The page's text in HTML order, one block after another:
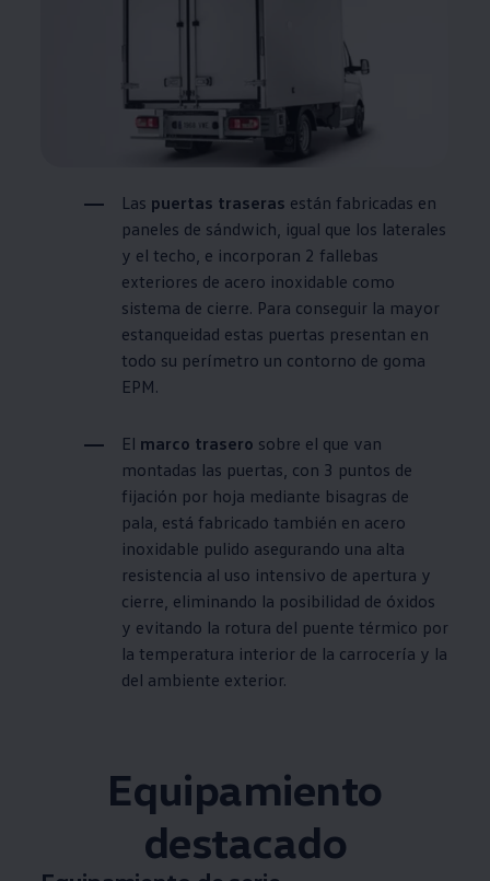
Las puertas traseras están fabricadas en
paneles de sándwich, igual que los laterales
y el techo, e incorporan 2 fallebas
exteriores de acero inoxidable como
sistema de cierre. Para conseguir la mayor
estanqueidad estas puertas presentan en
todo su perímetro un contorno de goma
EPM.
El marco trasero sobre el que van
montadas las puertas, con 3 puntos de
fijación por hoja mediante bisagras de
pala, está fabricado también en acero
inoxidable pulido asegurando una alta
resistencia al uso intensivo de apertura y
cierre, eliminando la posibilidad de óxidos
y evitando la rotura del puente térmico por
la temperatura interior de la carrocería y la
del ambiente exterior.
Equipamiento
destacado